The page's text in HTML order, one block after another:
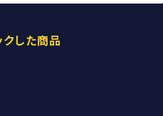
した商品